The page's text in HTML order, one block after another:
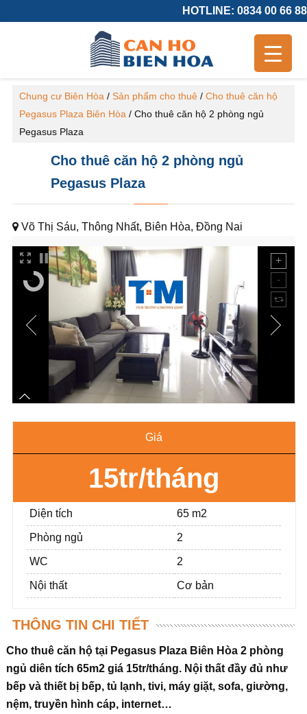
HOTLINE: 0834 00 66 88
Chung cư Biên Hòa / Sản phẩm cho thuê/ Cho thuê căn hộ
Pegasus Plaza Biên Hòa / Cho thuê căn hộ 2 phòng ngủ
Pegasus Plaza
Cho thuê căn hộ 2 phòng ngủ
Pegasus Plaza
Võ Thị Sáu, Thông Nhất, Biên Hòa, Đồng Nai
Giá
15tr/tháng
Diện tích 65 m2
Phòng ngủ 2
WC 2
Nội thất Cơ bản
THÔNG TIN CHI TIẾT
Cho thuê căn hộ tại Pegasus Plaza Biên Hòa 2 phòng
ngủ diên tích 65m2 giá 15tr/tháng. Nội thất đầy đủ như
bếp và thiết bị bếp, tủ lạnh, tivi, máy giặt, sofa, giường,
nệm, truyền hình cáp, internet…